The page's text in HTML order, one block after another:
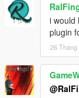
i would
plugin
26